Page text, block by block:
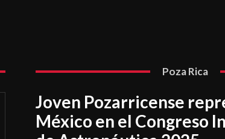
Poza Rica
Joven Pozarricense
México en el Congreso